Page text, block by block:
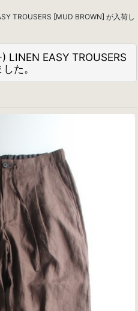
TROUSERS [MUD BROWN] が入荷し
LINEN EASY TROUSERS
た。